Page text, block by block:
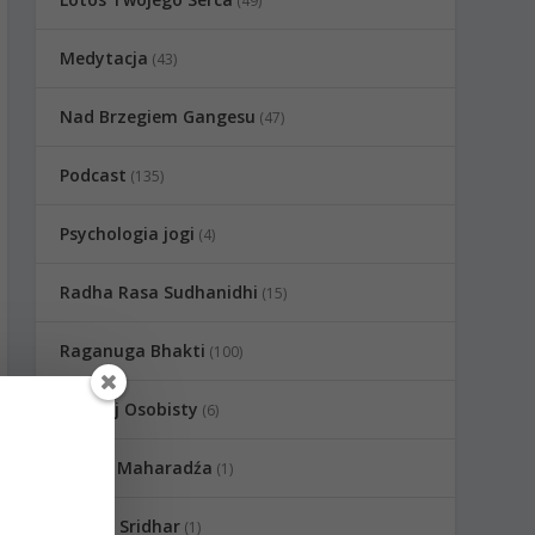
Medytacja (43)
Nad Brzegiem Gangesu (47)
Podcast (135)
Psychologia jogi (4)
Radha Rasa Sudhanidhi (15)
Raganuga Bhakti (100)
Rozwój Osobisty (6)
Sadhu Maharadźa (1)
Swami Sridhar(1)